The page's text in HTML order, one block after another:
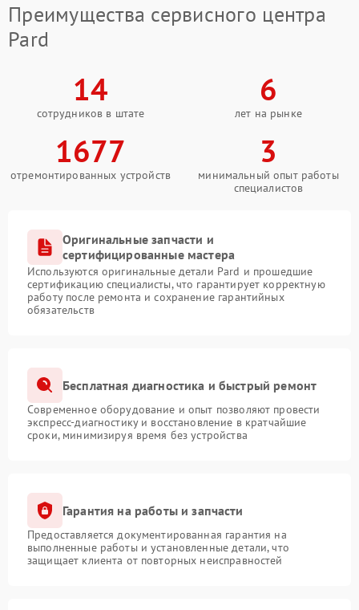
Преимущества сервисного центра
Pard
14
сотрудников в штате
6
лет на рынке
1677
отремонтированных устройств
3
минимальный опыт работы
специалистов
Оригинальные запчасти и
сертифицированные мастера
Используются оригинальные детали Pard и прошедшие
сертификацию специалисты, что гарантирует корректную
работу после ремонта и сохранение гарантийных
обязательств
Бесплатная диагностика и быстрый ремонт
Современное оборудование и опыт позволяют провести
экспресс-диагностику и восстановление в кратчайшие
сроки, минимизируя время без устройства
Гарантия на работы и запчасти
Предоставляется документированная гарантия на
выполненные работы и установленные детали, что
защищает клиента от повторных неисправностей